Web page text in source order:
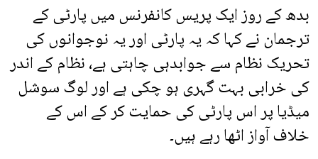
بدھ کے روز ایک پریس کانفرنس میں پارٹی کے
ترجمان نے کہا کہ یہ پارٹی اور یہ نوجوانوں کی
تحریک نظام سے جوابدہی چاہتی ہے، نظام کے اندر
کی خرابی بہت گہری ہو چکی ہے اور لوگ سوشل
میڈیا پر اس پارٹی کی حمایت کر کے اس کے
خلاف آواز اٹھا رہے ہیں۔